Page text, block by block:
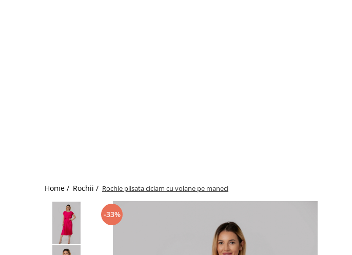
Home / Rochii / Rochie plisata ciclam cu volane pe maneci
-33%